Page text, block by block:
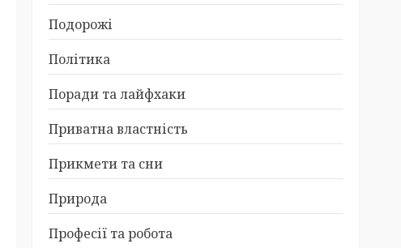
Подорожі
Політика
Поради та лайфхаки
Приватна властність
Прикмети та сни
Природа
Професії та робота